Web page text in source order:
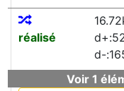
réalisé
d-
Voir 1